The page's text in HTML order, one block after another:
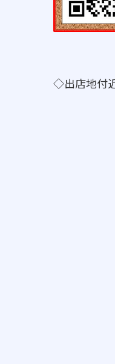
◇出店地付